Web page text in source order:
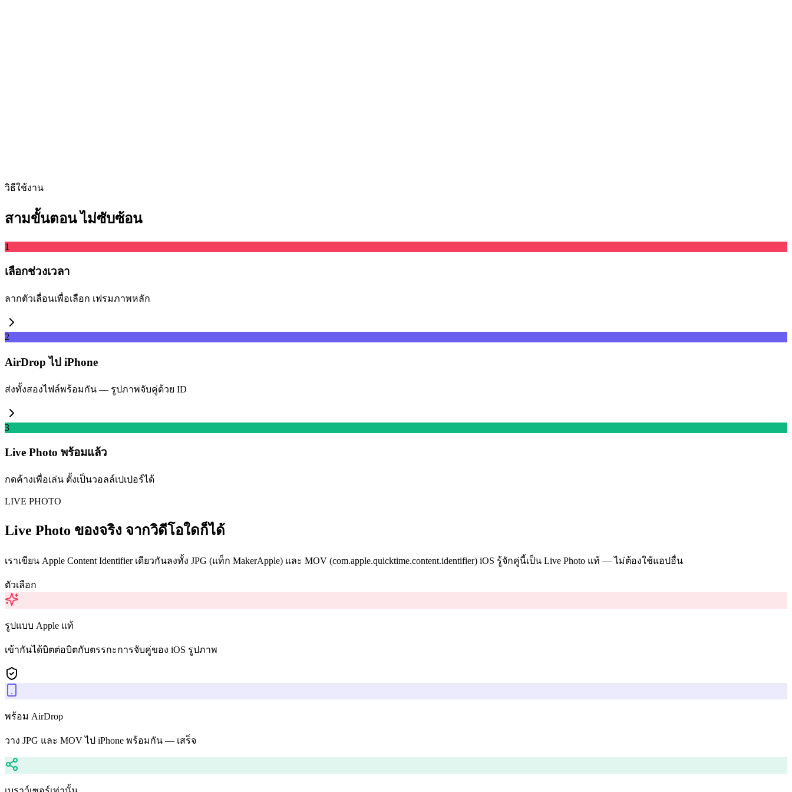
วิธีใช้งาน
สามขั้นตอน ไม่ซับซ้อน
1
เลือกช่วงเวลา
ลากตัวเลื่อนเพื่อเลือก เฟรมภาพหลัก
2
AirDrop ไป iPhone
ส่งทั้งสองไฟล์พร้อมกัน — รูปภาพจับคู่ด้วย ID
3
Live Photo พร้อมแล้ว
กดค้างเพื่อเล่น ตั้งเป็นวอลล์เปเปอร์ได้
LIVE PHOTO
Live Photo ของจริง จากวิดีโอใดก็ได้
เราเขียน Apple Content Identifier เดียวกันลงทั้ง JPG (แท็ก MakerApple) และ MOV (com.apple.quicktime.content.identifier) iOS รู้จักคู่นี้เป็น Live Photo แท้ — ไม่ต้องใช้แอปอื่น
ตัวเลือก
รูปแบบ Apple แท้
เข้ากันได้บิตต่อบิตกับตรรกะการจับคู่ของ iOS รูปภาพ
พร้อม AirDrop
วาง JPG และ MOV ไป iPhone พร้อมกัน — เสร็จ